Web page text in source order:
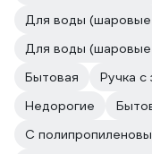
Для воды (шаровые
Для воды (шаровые
Бытовая
Ручка
Недорогие
С